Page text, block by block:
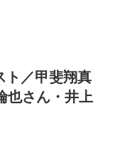
ト／甲斐翔真
也さん・井上